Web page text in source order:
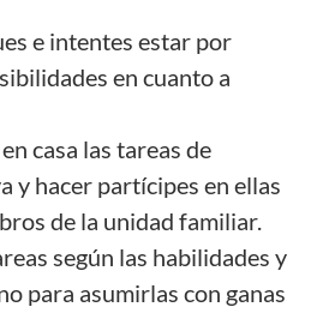
e intentes estar por
en cuanto a
casa las tareas de
y hacer partícipes en ellas
de la unidad familiar.
según las habilidades y
para asumirlas con ganas